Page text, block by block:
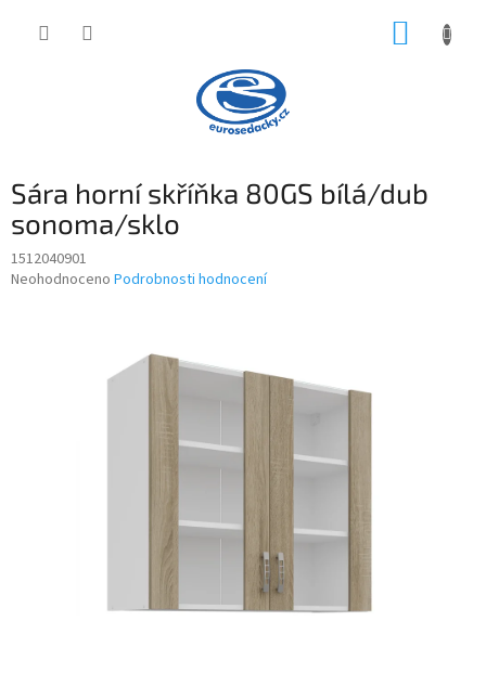
Sára horní skříňka 80GS bílá/dub
sonoma/sklo
1512040901
Průměrné
Neohodnoceno Podrobnosti hodnocení